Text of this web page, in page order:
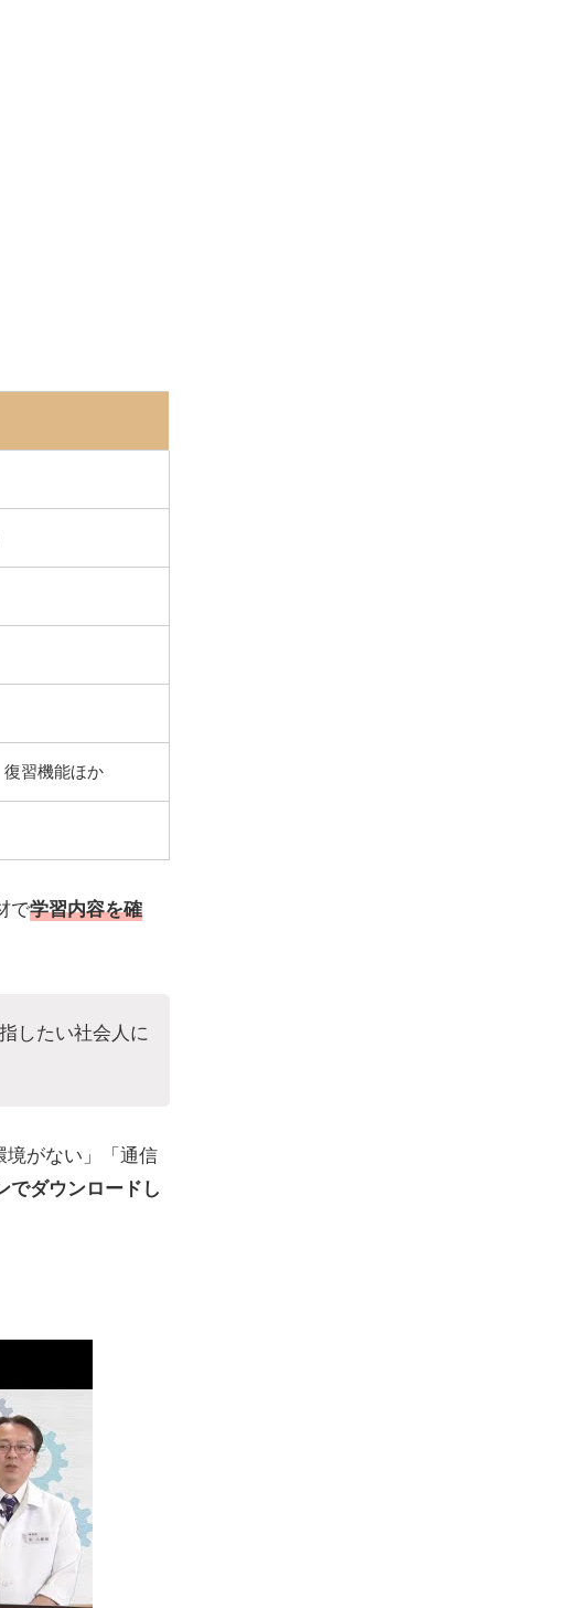
習機能ほか
で学習内容を確
したい社会人に
境がない」「通信
でダウンロードし